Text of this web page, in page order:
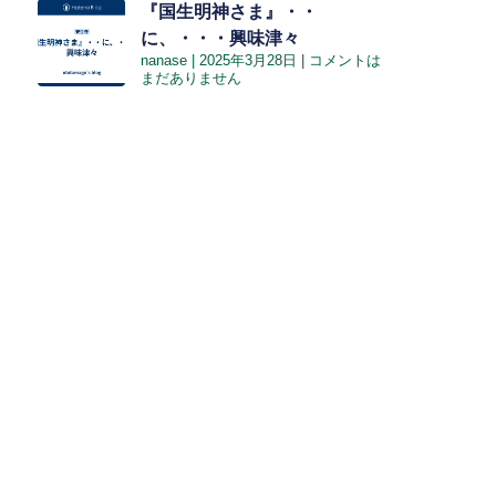
『国生明神さま』・・
に、・・・興味津々
nanase 2025年3月28日
コメントは
まだありません